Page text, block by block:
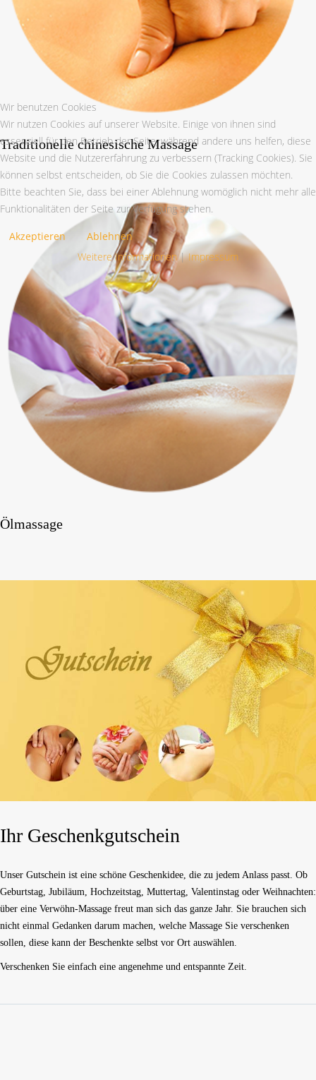
Traditionelle chinesische Massage
Ölmassage
Ihr Geschenkgutschein
Unser Gutschein ist eine schöne Geschenkidee, die zu jedem Anlass passt. Ob
Geburtstag, Jubiläum, Hochzeitstag, Muttertag, Valentinstag oder Weihnachten:
über eine Verwöhn-Massage freut man sich das ganze Jahr. Sie brauchen sich
nicht einmal Gedanken darum machen, welche Massage Sie verschenken
sollen, diese kann der Beschenkte selbst vor Ort auswählen.
Verschenken Sie einfach eine angenehme und entspannte Zeit.
Wir benutzen Cookies
Wir nutzen Cookies auf unserer Website. Einige von ihnen sind
essenziell für den Betrieb der Seite, während andere uns helfen, diese
Website und die Nutzererfahrung zu verbessern (Tracking Cookies). Sie
können selbst entscheiden, ob Sie die Cookies zulassen möchten.
Bitte beachten Sie, dass bei einer Ablehnung womöglich nicht mehr alle
Funktionalitäten der Seite zur Verfügung stehen.
Akzeptieren
Ablehnen
Weitere Informationen|Impressum